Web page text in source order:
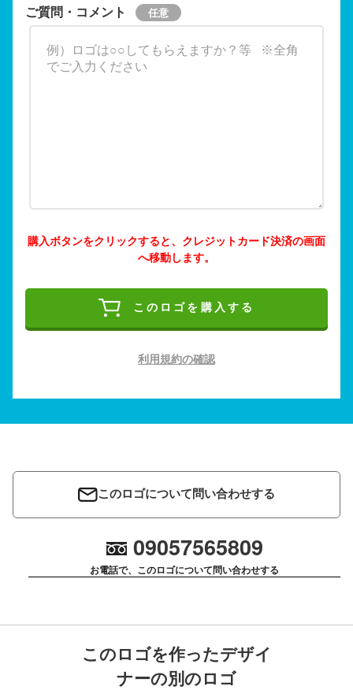
ご質問・コメント
購入ボタンをクリックすると、クレジットカード決済の画面
へ移動します。
このロゴを購入する
利用規約の確認
このロゴについて問い合わせする
09057565809
お電話で、このロゴについて問い合わせする
このロゴを作ったデザイ
ナーの別のロゴ